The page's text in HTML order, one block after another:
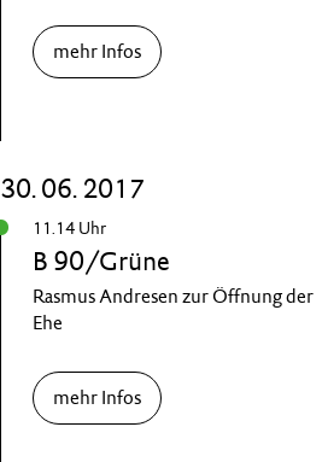
mehr Infos
30. 06. 2017
11.14 Uhr
B 90/Grüne
Rasmus Andresen zur Öffnung der
Ehe
mehr Infos